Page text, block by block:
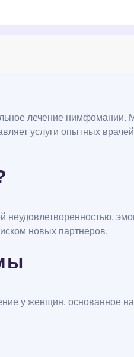
лечение
услуги опытных
новых партнеров.
у женщин, основанное на